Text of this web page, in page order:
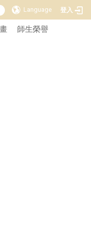
Language 登入
師生榮譽